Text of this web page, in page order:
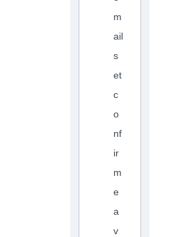
m
ail
s
et
c
o
nf
ir
m
e
a
v